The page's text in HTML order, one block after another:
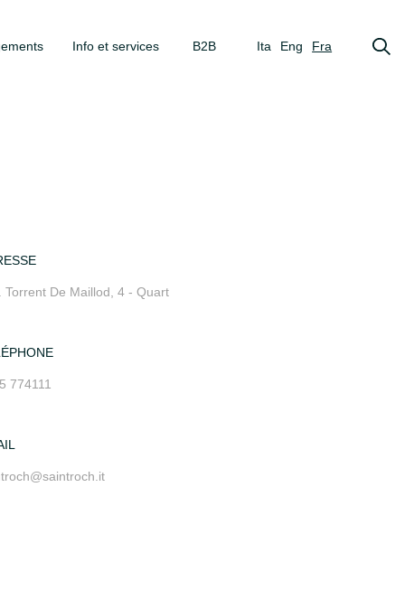
Info et services B2B Ita Eng Fra
Torrent De Maillod, 4 - Quart
774111